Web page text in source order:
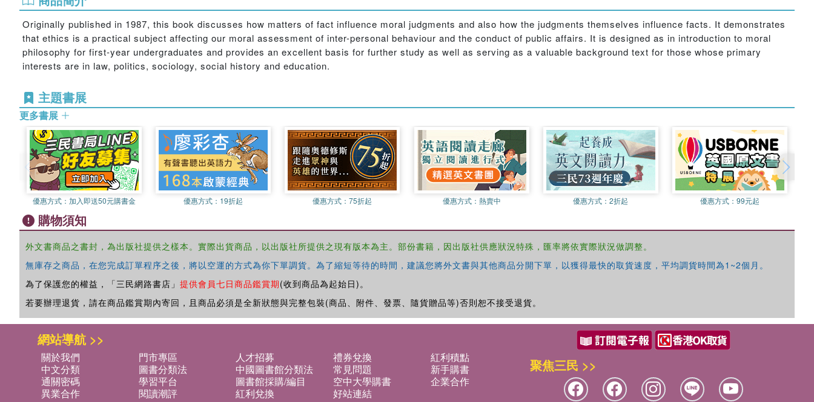
Originally published in 1987, this book discusses how matters of fact influence moral judgments and also how the judgments themselves influence facts. It demonstrates
that ethics is a practical subject affecting our moral assessment of inter-personal behaviour and the conduct of public affairs. It is designed as in introduction to moral
philosophy for first-year undergraduates and provides an excellent basis for further study as well as serving as a valuable background text for those whose primary
interests are in law, politics, sociology, social history and education.
主題書展
更多書展
優惠方式： 加入即送50元購書金 優惠方式： 19折起 優惠方式：75折起 優惠方式： 熱賣中 優惠方式：2折起 優惠方式：99元起
購物須知
外文書商品之書封，為出版社提供之樣本。實際出貨商品，以出版社所提供之現有版本為主。部份書籍，因出版社供應狀況特殊，匯率將依實際狀況做調整。
無庫存之商品，在您完成訂單程序之後，將以空運的方式為你下單調貨。為了縮短等待的時間，建議您將外文書與其他商品分開下單，以獲得最快的取貨速度，平均調貨時間為1~2個月。
為了保護您的權益，「三民網路書店」 提供會員七日商品鑑賞期(收到商品為起始日)。
若要辦理退貨，請在商品鑑賞期內寄回，且商品必須是全新狀態與完整包裝(商品、附件、發票、隨貨贈品等)否則恕不接受退貨。
網站導航 >>
關於我們 門市專區 人才招募 禮券兌換
紅利積點
中文分類
圖書分類法 中國圖書館分類法 常見問題
新手購書
通關密碼
學習平台 圖書館採購/編目 空中大學購書
企業合作
異業合作
閱讀潮評 紅利兌換 好站連結
聚焦三民 >>